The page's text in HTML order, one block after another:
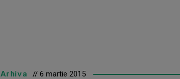
Arhiva // 6 martie 2015